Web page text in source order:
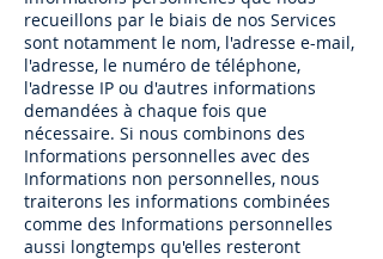
recueillons par le biais de nos Services
sont notamment le nom, l'adresse e-mail,
l'adresse, le numéro de téléphone,
l'adresse IP ou d'autres informations
demandées à chaque fois que
nécessaire. Si nous combinons des
Informations personnelles avec des
Informations non personnelles, nous
traiterons les informations combinées
comme des Informations personnelles
aussi longtemps qu'elles resteront